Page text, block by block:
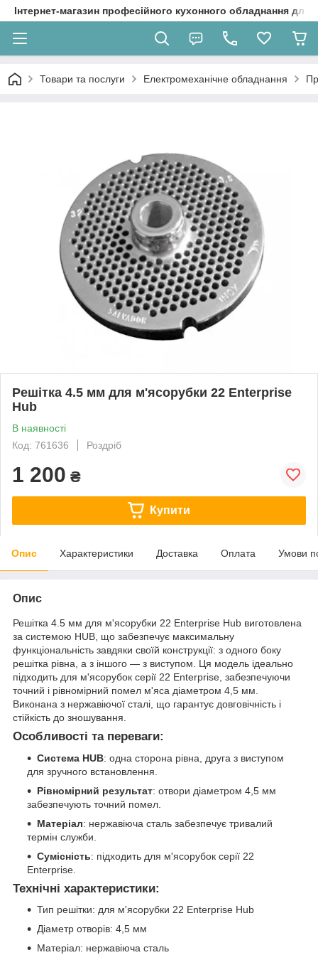
Інтернет-магазин професійного кухонного обладнання
Товари та послуги Електромеханічне обладнання
Решітка 4.5 мм для м'ясорубки 22 Enterprise
Hub
В наявності
Код: 761636
Роздріб
1 200 ₴
Купити
Опис Характеристики Доставка Оплата Умови
Опис
Решітка 4.5 мм для м'ясорубки 22 Enterprise Hub виготовлена
за системою HUB, що забезпечує максимальну
функціональність завдяки своїй конструкції: з одного боку
решітка рівна, а з іншого — з виступом. Ця модель ідеально
підходить для м'ясорубок серії 22 Enterprise, забезпечуючи
точний і рівномірний помел м'яса діаметром 4,5 мм.
Виконана з нержавіючої сталі, що гарантує довговічність і
стійкість до зношування.
Особливості та переваги:
Система HUB: одна сторона рівна, друга з виступом
для зручного встановлення.
Рівномірний результат: отвори діаметром 4,5 мм
забезпечують точний помел.
Матеріал: нержавіюча сталь забезпечує тривалий
термін служби.
Сумісність: підходить для м'ясорубок серії 22
Enterprise.
Технічні характеристики:
Тип решітки: для м'ясорубки 22 Enterprise Hub
Діаметр отворів: 4,5 мм
Матеріал: нержавіюча сталь